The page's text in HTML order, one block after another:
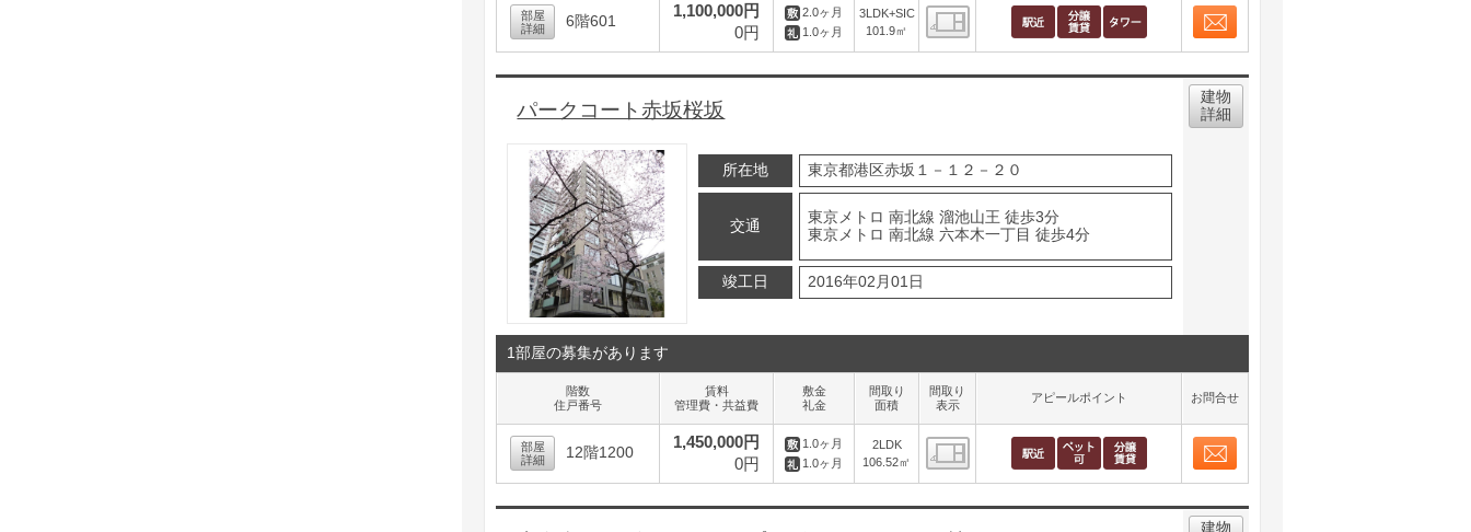
部屋
詳細
6階601
1,100,000円
0円
2.0ヶ月
1.0ヶ月
3LDK+SIC
101.9㎡
間取り表示
パークコート赤坂桜坂
所在地 東京都港区赤坂１－１２－２０
交通
東京メトロ 南北線 溜池山王 徒歩3分
東京メトロ 南北線 六本木一丁目 徒歩4分
竣工日 2016年02月01日
建物
詳細
1部屋の募集があります
階数
住戸番号
賃料
管理費・共益費
敷金
礼金
間取り
面積
間取り
表示
アピールポイント お問合せ
部屋
詳細
12階1200
1,450,000円
0円
1.0ヶ月
1.0ヶ月
2LDK
106.52㎡
間取り表示
建物